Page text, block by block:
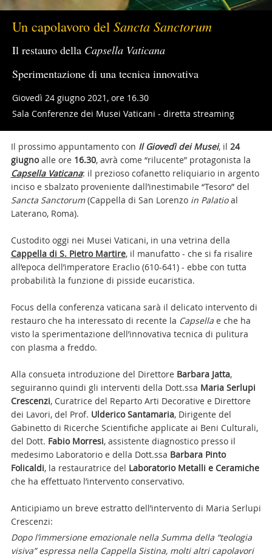
Un capolavoro del Sancta Sanctorum
Il restauro della Capsella Vaticana
Sperimentazione di una tecnica innovativa
Giovedì 24 giugno 2021, ore 16.30
Sala Conferenze dei Musei Vaticani - diretta streaming
Il prossimo appuntamento con Il Giovedì dei Musei, il 24
giugnoalle ore 16.30, avrà come “rilucente” protagonista la
Capsella Vaticana: il prezioso cofanetto reliquiario in argento
inciso e sbalzato proveniente dall’inestimabile “Tesoro” del
Sancta Sanctorum(Cappella di San Lorenzo in Palatioal
Laterano, Roma).
Custodito oggi nei Musei Vaticani, in una vetrina della
Cappella di S. Pietro Martire, il manufatto - che si fa risalire
all’epoca dell’imperatore Eraclio (610-641) - ebbe con tutta
probabilità la funzione di pisside eucaristica.
Focus della conferenza vaticana sarà il delicato intervento di
restauro che ha interessato di recente la Capsella e che ha
visto la sperimentazione dell’innovativa tecnica di pulitura
con plasma a freddo.
Alla consueta introduzione del Direttore Barbara Jatta,
seguiranno quindi gli interventi della Dott.ssa Maria Serlupi
Crescenzi, Curatrice del Reparto Arti Decorative e Direttore
dei Lavori, del Prof. Ulderico Santamaria, Dirigente del
Gabinetto di Ricerche Scientifiche applicate ai Beni Culturali,
del Dott. Fabio Morresi, assistente diagnostico presso il
medesimo Laboratorio e della Dott.ssa Barbara Pinto
Folicaldi, la restauratrice del Laboratorio Metalli e Ceramiche
che ha effettuato l’intervento conservativo.
Anticipiamo un breve estratto dell’intervento di Maria Serlupi
Crescenzi:
Dopo l’immersione emozionale nella Summa della “teologia
visiva” espressa nella Cappella Sistina, molti altri capolavori